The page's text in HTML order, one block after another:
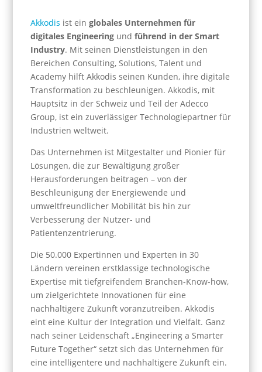
Akkodis ist einglobales Unternehmen für
digitales Engineering undführend in der Smart
Industry. Mit seinen Dienstleistungen in den
Bereichen Consulting, Solutions, Talent und
Academy hilft Akkodis seinen Kunden, ihre digitale
Transformation zu beschleunigen. Akkodis, mit
Hauptsitz in der Schweiz und Teil der Adecco
Group, ist ein zuverlässiger Technologiepartner für
Industrien weltweit.
Das Unternehmen ist Mitgestalter und Pionier für
Lösungen, die zur Bewältigung großer
Herausforderungen beitragen – von der
Beschleunigung der Energiewende und
umweltfreundlicher Mobilität bis hin zur
Verbesserung der Nutzer- und
Patientenzentrierung.
Die 50.000 Expertinnen und Experten in 30
Ländern vereinen erstklassige technologische
Expertise mit tiefgreifendem Branchen-Know-how,
um zielgerichtete Innovationen für eine
nachhaltigere Zukunft voranzutreiben. Akkodis
eint eine Kultur der Integration und Vielfalt. Ganz
nach seiner Leidenschaft „Engineering a Smarter
Future Together“ setzt sich das Unternehmen für
eine intelligentere und nachhaltigere Zukunft ein.